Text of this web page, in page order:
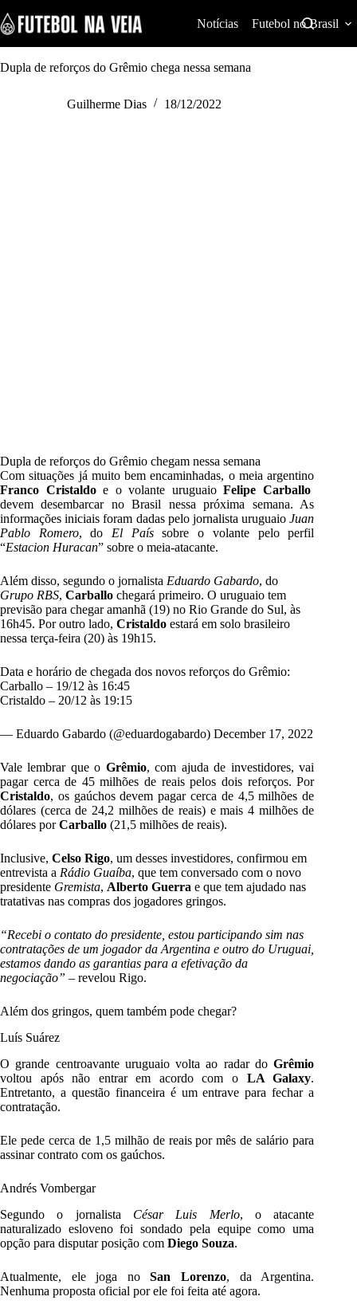
k
i
p
t
Notícias Futebol no Brasil
Dupla de reforços do Grêmio chega nessa semana
Guilherme Dias 18/12/2022
Dupla de reforços do Grêmio chegam nessa semana
Com situações já muito bem encaminhadas, o meia argentino
Franco Cristaldoe o volante uruguaioFelipe Carballo
devem desembarcar no Brasil nessa próxima semana. As
informações iniciais foram dadas pelo jornalista uruguaioJuan
Pablo Romero, do El Paíssobre o volante pelo perfil
“Estacion Huracan” sobre o meia-atacante.
Além disso, segundo o jornalista Eduardo Gabardo, do
Grupo RBS, Carballo chegará primeiro. O uruguaio tem
previsão para chegar amanhã (19) no Rio Grande do Sul, às
16h45. Por outro lado, Cristaldo estará em solo brasileiro
nessa terça-feira (20) às 19h15.
Data e horário de chegada dos novos reforços do Grêmio:
Carballo – 19/12 às 16:45
Cristaldo – 20/12 às 19:15
— Eduardo Gabardo (@eduardogabardo) December 17, 2022
Vale lembrar que o Grêmio, com ajuda de investidores, vai
pagar cerca de 45 milhões de reais pelos dois reforços. Por
Cristaldo, os gaúchos devem pagar cerca de 4,5 milhões de
dólares (cerca de 24,2 milhões de reais) e mais 4 milhões de
dólares porCarballo (21,5 milhões de reais).
Inclusive, Celso Rigo, um desses investidores, confirmou em
entrevista a Rádio Guaíba, que tem conversado com o novo
presidente Gremista, Alberto Guerra e que tem ajudado nas
tratativas nas compras dos jogadores gringos.
“Recebi o contato do presidente, estou participando sim nas
contratações de um jogador da Argentina e outro do Uruguai,
estamos dando as garantias para a efetivação da
negociação” – revelou Rigo.
Além dos gringos, quem também pode chegar?
Luís Suárez
O grande centroavante uruguaio volta ao radar doGrêmio
voltou após não entrar em acordo com o LA Galaxy.
Entretanto, a questão financeira é um entrave para fechar a
contratação.
Ele pede cerca de 1,5 milhão de reais por mês de salário para
assinar contrato com os gaúchos.
Andrés Vombergar
Segundo o jornalista César Luis Merlo, o atacante
naturalizado esloveno foi sondado pela equipe como uma
opção para disputar posição com Diego Souza.
Atualmente, ele joga noSan Lorenzo, da Argentina.
Nenhuma proposta oficial por ele foi feita até agora.